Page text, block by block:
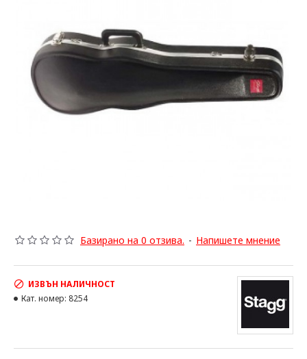
Базирано на 0 отзива. - Напишете мнение
ИЗВЪН НАЛИЧНОСТ
Кат. номер: 8254